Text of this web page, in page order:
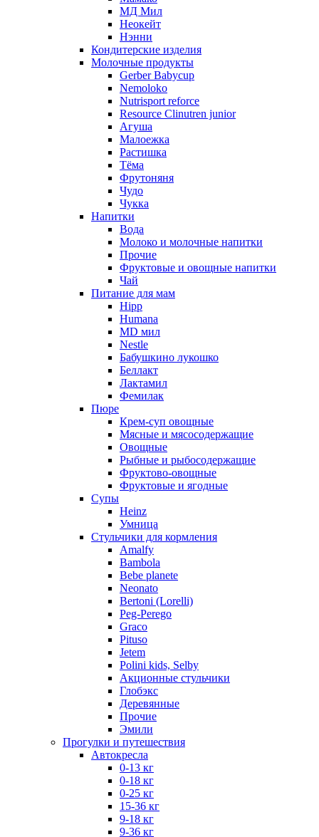
МД Мил
Неокейт
Нэнни
Кондитерские изделия
Молочные продукты
Gerber Babycup
Nemoloko
Nutrisport reforce
Resource Clinutren junior
Агуша
Малоежка
Растишка
Тёма
Фрутоняня
Чудо
Чукка
Напитки
Вода
Молоко и молочные напитки
Прочие
Фруктовые и овощные напитки
Чай
Питание для мам
Hipp
Humana
MD мил
Nestle
Бабушкино лукошко
Беллакт
Лактамил
Фемилак
Пюре
Крем-суп овощные
Мясные и мясосодержащие
Овощные
Рыбные и рыбосодержащие
Фруктово-овощные
Фруктовые и ягодные
Супы
Heinz
Умница
Стульчики для кормления
Amalfy
Bambola
Bebe planete
Neonato
Bertoni (Lorelli)
Peg-Perego
Graco
Pituso
Jetem
Polini kids, Selby
Акционные стульчики
Глобэкс
Деревянные
Прочие
Эмили
Прогулки и путешествия
Автокресла
0-13 кг
0-18 кг
0-25 кг
15-36 кг
9-18 кг
9-36 кг